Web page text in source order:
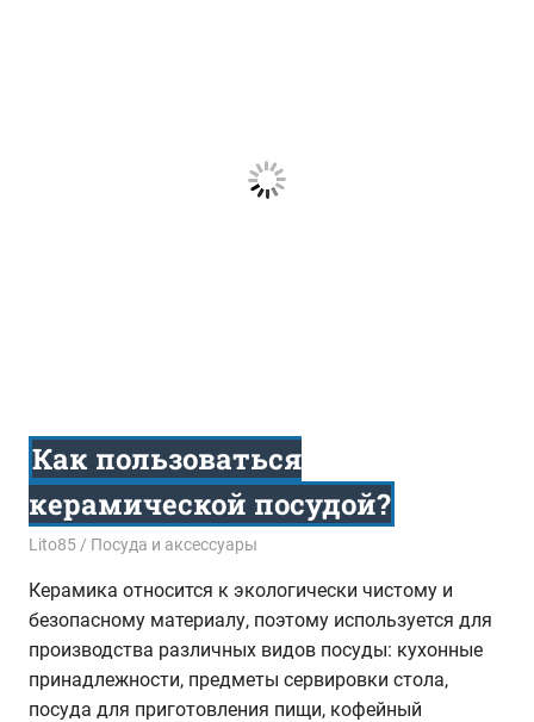
Как пользоваться
керамической посудой?
22.05.2015
Lito85 Посуда и аксессуары
Керамика относится к экологически чистому и
безопасному материалу, поэтому используется для
производства различных видов посуды: кухонные
принадлежности, предметы сервировки стола,
посуда для приготовления пищи, кофейный